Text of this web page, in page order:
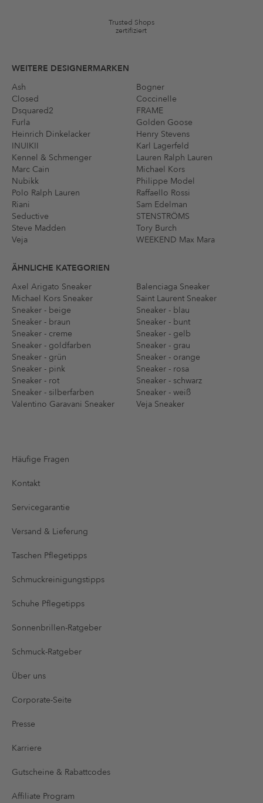
Trusted Shops
zertifiziert
WEITERE DESIGNERMARKEN
Ash
Bogner
Closed
Coccinelle
Dsquared2
FRAME
Furla
Golden Goose
Heinrich Dinkelacker
Henry Stevens
INUIKII
Karl Lagerfeld
Kennel & Schmenger
Lauren Ralph Lauren
Marc Cain
Michael Kors
Nubikk
Philippe Model
Polo Ralph Lauren
Raffaello Rossi
Riani
Sam Edelman
Seductive
STENSTRÖMS
Steve Madden
Tory Burch
Veja
WEEKEND Max Mara
ÄHNLICHE KATEGORIEN
Axel Arigato Sneaker
Balenciaga Sneaker
Michael Kors Sneaker
Saint Laurent Sneaker
Sneaker - beige
Sneaker - blau
Sneaker - braun
Sneaker - bunt
Sneaker - creme
Sneaker - gelb
Sneaker - goldfarben
Sneaker - grau
Sneaker - grün
Sneaker - orange
Sneaker - pink
Sneaker - rosa
Sneaker - rot
Sneaker - schwarz
Sneaker - silberfarben
Sneaker - weiß
Valentino Garavani Sneaker
Veja Sneaker
Häufige Fragen
Kontakt
Servicegarantie
Versand & Lieferung
Taschen Pflegetipps
Schmuckreinigungstipps
Schuhe Pflegetipps
Sonnenbrillen-Ratgeber
Schmuck-Ratgeber
Über uns
Corporate-Seite
Presse
Karriere
Gutscheine & Rabattcodes
Affiliate Program